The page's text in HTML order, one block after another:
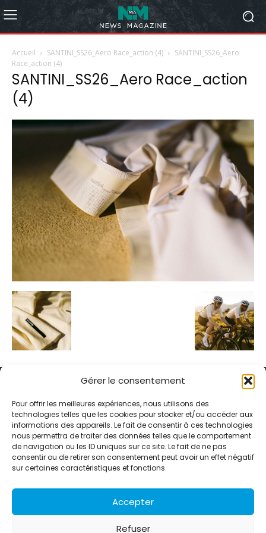
Gérer le consentement
Pour offrir les meilleures expériences, nous utilisons des
technologies telles que les cookies pour stocker et/ou accéder aux
informations des appareils. Le fait de consentir à ces technologies
nous permettra de traiter des données telles que le comportement
de navigation ou les ID uniques sur ce site. Le fait de ne pas
consentir ou de retirer son consentement peut avoir un effet négatif
sur certaines caractéristiques et fonctions.
Accepter
Refuser
Accueil SANTINI_SS26_Aero Race_action (4)
SANTINI_SS26_Aero
Race_action (4)
SANTINI_SS26_Aero Race_action
(4)
Alternative Média est une agence de relations presse et de
relations publiques basée à Grenoble. Depuis 1995, elle conçoit et
pilote des stratégies de visibilité en France et à l’international
grâce à un réseau d’agences partenaires.